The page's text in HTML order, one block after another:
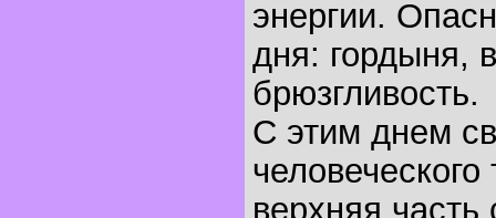
энергии.
дня: гордыня,
брюзгливость.
С этим днем
верхняя